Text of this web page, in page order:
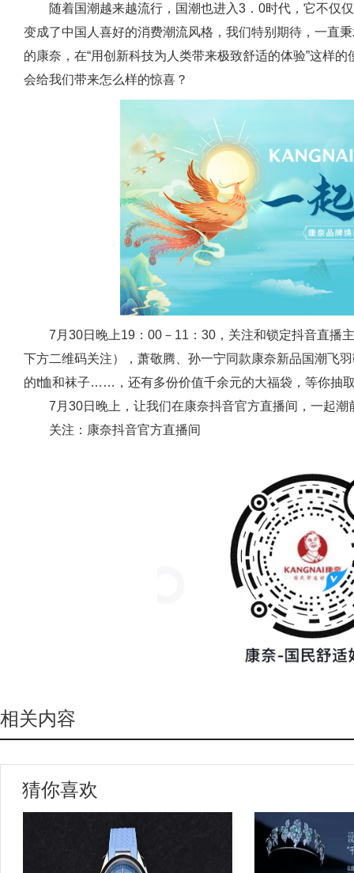
随着国潮越来越流行，国潮也进入3．0时代，它不仅
变成了中国人喜好的消费潮流风格，我们特别期待，一直
的康奈，在“用创新科技为人类带来极致舒适的体验”这样
会给我们带来怎么样的惊喜？
7月30日晚上19：00－11：30，关注和锁定抖音直播
下方二维码关注），萧敬腾、孙一宁同款康奈新品国潮飞
的t恤和袜子……，还有多份价值千余元的大福袋，等你抽
7月30日晚上，让我们在康奈抖音官方直播间，一起潮
关注：康奈抖音官方直播间
相关内容
猜你喜欢